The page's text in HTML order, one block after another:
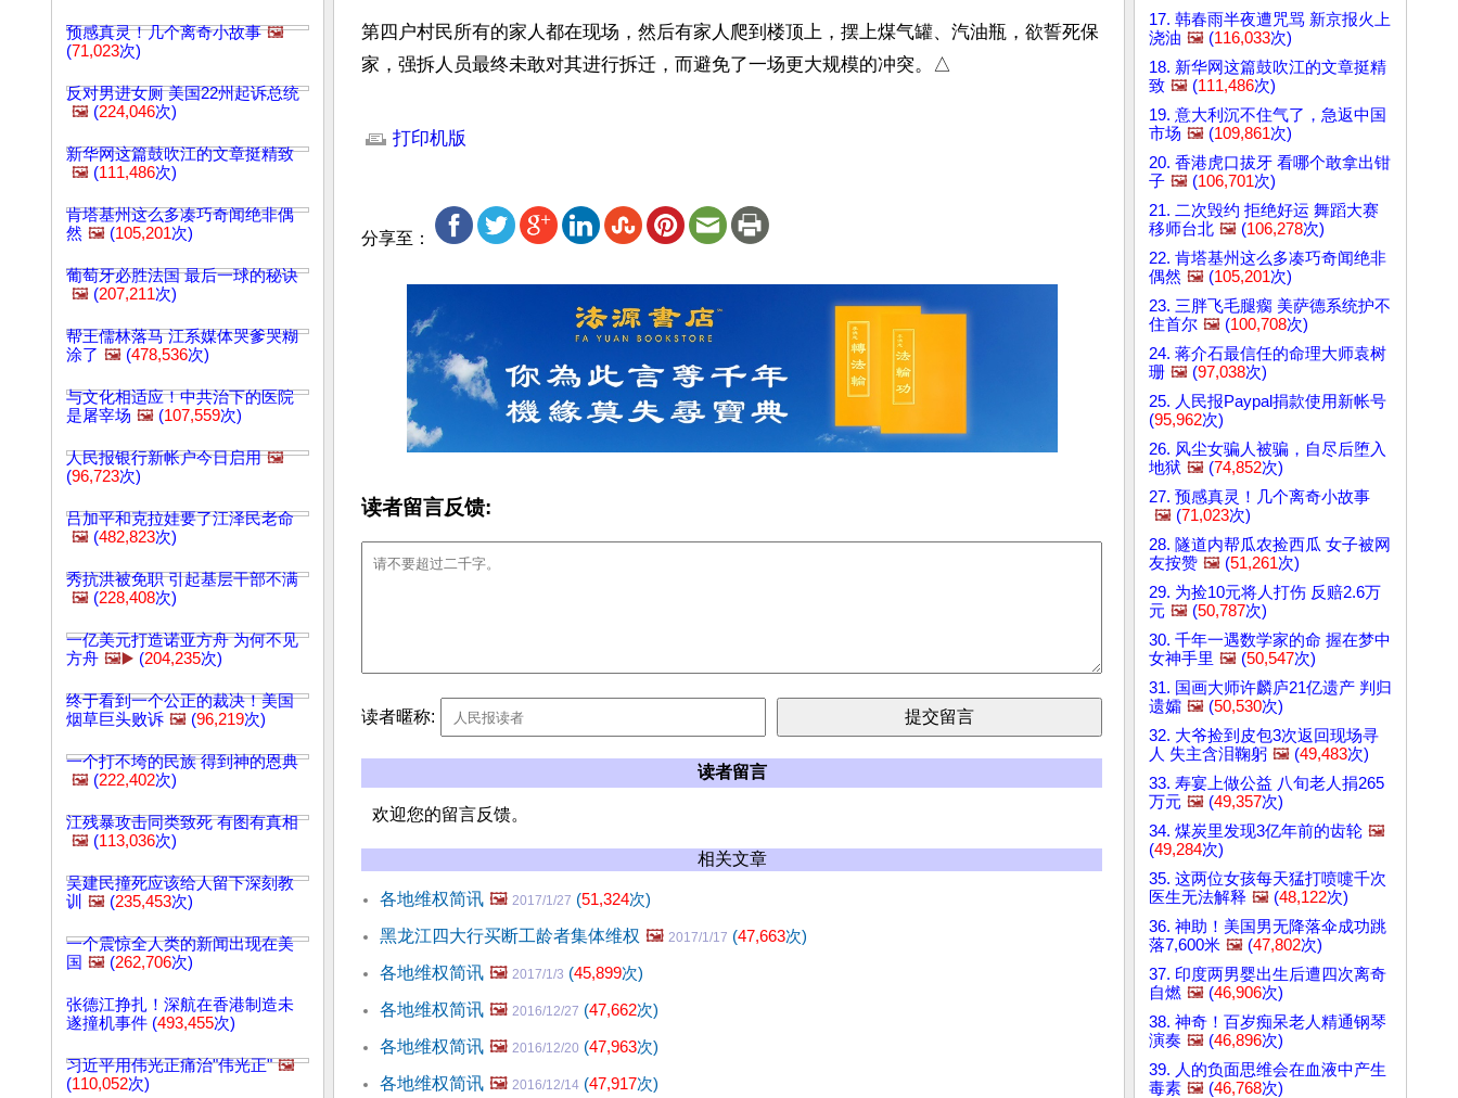
预感真灵！几个离奇小故事 🖼️
(71,023次)
反对男进女厕 美国22州起诉总统
🖼️ (224,046次)
新华网这篇鼓吹江的文章挺精致
🖼️ (111,486次)
肯塔基州这么多凑巧奇闻绝非偶
然 🖼️ (105,201次)
葡萄牙必胜法国 最后一球的秘诀
🖼️ (207,211次)
帮王儒林落马 江系媒体哭爹哭糊
涂了 🖼️ (478,536次)
与文化相适应！中共治下的医院
是屠宰场 🖼️ (107,559次)
人民报银行新帐户今日启用 🖼️
(96,723次)
吕加平和克拉娃要了江泽民老命
🖼️ (482,823次)
秀抗洪被免职 引起基层干部不满
🖼️ (228,408次)
一亿美元打造诺亚方舟 为何不见
方舟 🖼️▶️ (204,235次)
终于看到一个公正的裁决！美国
烟草巨头败诉 🖼️ (96,219次)
一个打不垮的民族 得到神的恩典
🖼️ (222,402次)
江残暴攻击同类致死 有图有真相
🖼️ (113,036次)
吴建民撞死应该给人留下深刻教
训
🖼️ (235,453次)
一个震惊全人类的新闻出现在美
国 🖼️ (262,706次)
张德江挣扎！深航在香港制造未
遂撞机事件 (493,455次)
习近平用伟光正痛治"伟光正" 🖼️
(110,052次)
第四户村民所有的家人都在现场，然后有家人爬到楼顶上，摆上煤气罐、汽油瓶，欲誓死保
家，强拆人员最终未敢对其进行拆迁，而避免了一场更大规模的冲突。△
打印机版
分享至：
读者留言反馈:
读者暱称:
读者留言
欢迎您的留言反馈。
相关文章
各地维权简讯 🖼️ 2017/1/27 (51,324次)
黑龙江四大行买断工龄者集体维权 🖼️ 2017/1/17 (47,663次)
各地维权简讯 🖼️ 2017/1/3 (45,899次)
各地维权简讯 🖼️ 2016/12/27 (47,662次)
各地维权简讯 🖼️ 2016/12/20 (47,963次)
各地维权简讯 🖼️ 2016/12/14 (47,917次)
17. 韩春雨半夜遭咒骂 新京报火上
浇油 🖼️ (116,033次)
18. 新华网这篇鼓吹江的文章挺精
致 🖼️ (111,486次)
19. 意大利沉不住气了，急返中国
市场 🖼️ (109,861次)
20. 香港虎口拔牙 看哪个敢拿出钳
子 🖼️ (106,701次)
21. 二次毁约 拒绝好运 舞蹈大赛
移师台北 🖼️ (106,278次)
22. 肯塔基州这么多凑巧奇闻绝非
偶然 🖼️ (105,201次)
23. 三胖飞毛腿瘸 美萨德系统护不
住首尔 🖼️ (100,708次)
24. 蒋介石最信任的命理大师袁树
珊 🖼️ (97,038次)
25. 人民报Paypal捐款使用新帐号
(95,962次)
26. 风尘女骗人被骗，自尽后堕入
地狱 🖼️ (74,852次)
27. 预感真灵！几个离奇小故事
🖼️ (71,023次)
28. 隧道内帮瓜农捡西瓜 女子被网
友按赞 🖼️ (51,261次)
29. 为捡10元将人打伤 反赔2.6万
元 🖼️ (50,787次)
30. 千年一遇数学家的命 握在梦中
女神手里 🖼️ (50,547次)
31. 国画大师许麟庐21亿遗产 判归
遗孀 🖼️ (50,530次)
32. 大爷捡到皮包3次返回现场寻
人 失主含泪鞠躬 🖼️ (49,483次)
33. 寿宴上做公益 八旬老人捐265
万元 🖼️ (49,357次)
34. 煤炭里发现3亿年前的齿轮 🖼️
(49,284次)
35. 这两位女孩每天猛打喷嚏千次
医生无法解释 🖼️ (48,122次)
36. 神助！美国男无降落伞成功跳
落7,600米 🖼️ (47,802次)
37. 印度两男婴出生后遭四次离奇
自燃 🖼️ (46,906次)
38. 神奇！百岁痴呆老人精通钢琴
演奏 🖼️ (46,896次)
39. 人的负面思维会在血液中产生
毒素 🖼️ (46,768次)